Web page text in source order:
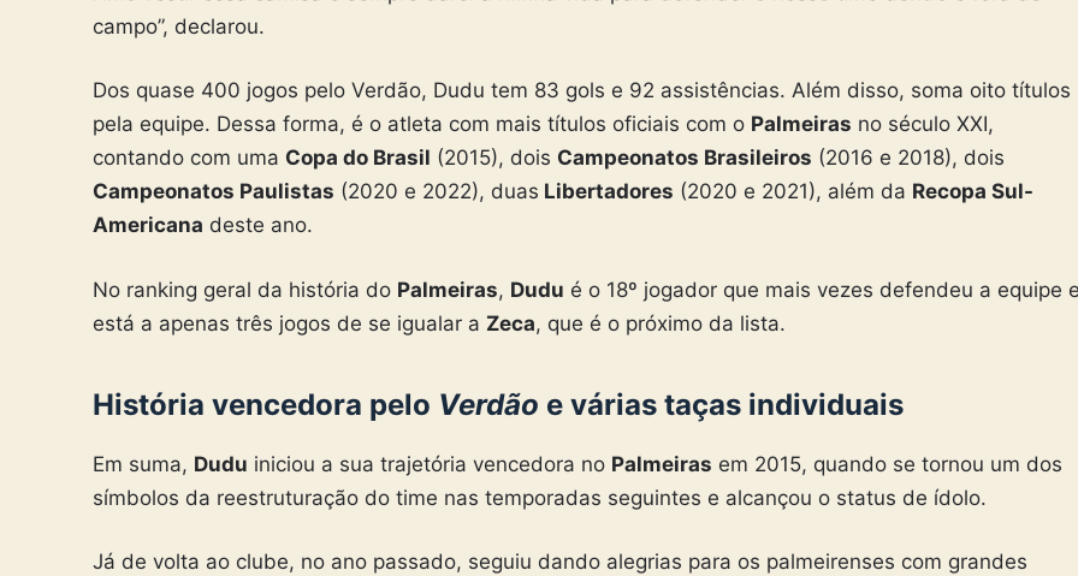
campo”, declarou.
Dos quase 400 jogos pelo Verdão, Dudu tem 83 gols e 92 assistências. Além disso, soma oito títulos
pela equipe. Dessa forma, é o atleta com mais títulos oficiais com o Palmeiras no século XXI,
contando com uma Copa do Brasil (2015), dois Campeonatos Brasileiros (2016 e 2018), dois
Campeonatos Paulistas (2020 e 2022), duas Libertadores (2020 e 2021), além da Recopa Sul-
Americana deste ano.
No ranking geral da história do Palmeiras, Dudu é o 18º jogador que mais vezes defendeu a equipe
está a apenas três jogos de se igualar a Zeca, que é o próximo da lista.
História vencedora pelo Verdão e várias taças individuais
Em suma, Dudu iniciou a sua trajetória vencedora no Palmeiras em 2015, quando se tornou um dos
símbolos da reestruturação do time nas temporadas seguintes e alcançou o status de ídolo.
Já de volta ao clube, no ano passado, seguiu dando alegrias para os palmeirenses com grandes